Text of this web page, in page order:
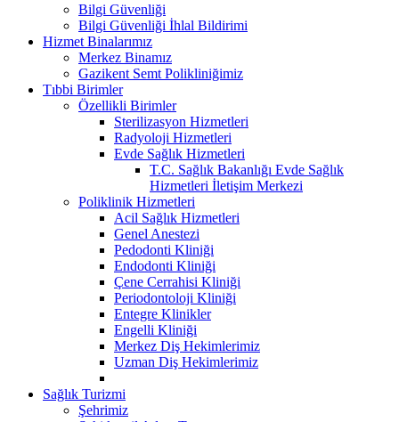
Bilgi Güvenliği
Bilgi Güvenliği İhlal Bildirimi
Hizmet Binalarımız
Merkez Binamız
Gazikent Semt Polikliniğimiz
Tıbbi Birimler
Özellikli Birimler
Sterilizasyon Hizmetleri
Radyoloji Hizmetleri
Evde Sağlık Hizmetleri
T.C. Sağlık Bakanlığı Evde Sağlık
Hizmetleri İletişim Merkezi
Poliklinik Hizmetleri
Acil Sağlık Hizmetleri
Genel Anestezi
Pedodonti Kliniği
Endodonti Kliniği
Çene Cerrahisi Kliniği
Periodontoloji Kliniği
Entegre Klinikler
Engelli Kliniği
Merkez Diş Hekimlerimiz
Uzman Diş Hekimlerimiz
Sağlık Turizmi
Şehrimiz